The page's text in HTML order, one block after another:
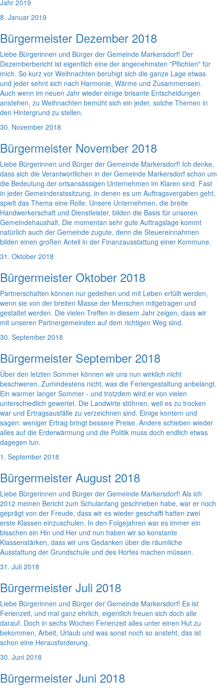
Jahr 2019
8. Januar 2019
Bürgermeister Dezember 2018
Liebe Bürgerinnen und Bürger der Gemeinde Markersdorf! Der
Dezemberbericht ist eigentlich eine der angenehmsten "Pflichten" für
mich. So kurz vor Weihnachten beruhigt sich die ganze Lage etwas
und jeder sehnt sich nach Harmonie, Wärme und Zusammensein.
Auch wenn im neuen Jahr wieder einige brisante Entscheidungen
anstehen, zu Weihnachten bemüht sich ein jeder, solche Themen in
den Hintergrund zu stellen.
30. November 2018
Bürgermeister November 2018
Liebe Bürgerinnen und Bürger der Gemeinde Markersdorf! Ich denke,
dass sich die Verantwortlichen in der Gemeinde Markersdorf schon um
die Bedeutung der ortsansässigen Unternehmen im Klaren sind. Fast
in jeder Gemeinderatssitzung, in denen es um Auftragsvergaben geht,
spielt das Thema eine Rolle. Unsere Unternehmen, die breite
Handwerkerschaft und Dienstleister, bilden die Basis für unseren
Gemeindehaushalt. Die momentan sehr gute Auftragslage kommt
natürlich auch der Gemeinde zugute, denn die Steuereinnahmen
bilden einen großen Anteil in der Finanzausstattung einer Kommune.
31. Oktober 2018
Bürgermeister Oktober 2018
Partnerschaften können nur gedeihen und mit Leben erfüllt werden,
wenn sie von der breiten Masse der Menschen mitgetragen und
gestaltet werden. Die vielen Treffen in diesem Jahr zeigen, dass wir
mit unseren Partnergemeinden auf dem richtigen Weg sind.
30. September 2018
Bürgermeister September 2018
Über den letzten Sommer können wir uns nun wirklich nicht
beschweren. Zumindestens nicht, was die Feriengestaltung anbelangt.
Ein warmer langer Sommer - und trotzdem wird er von vielen
unterschiedlich gewertet. Die Landwirte stöhnen, weil es zu trocken
war und Ertragsausfälle zu verzeichnen sind. Einige kontern und
sagen: weniger Ertrag bringt bessere Preise. Andere schieben wieder
alles auf die Erderwärmung und die Politik muss doch endlich etwas
dagegen tun.
1. September 2018
Bürgermeister August 2018
Liebe Bürgerinnen und Bürger der Gemeinde Markersdorf! Als ich
2012 meinen Bericht zum Schulanfang geschrieben habe, war er noch
geprägt von der Freude, dass wir es wieder geschafft hatten zwei
erste Klassen einzuschulen. In den Folgejahren war es immer ein
bisschen ein Hin und Her und nun haben wir so konstante
Klassenstärken, dass wir uns Gedanken über die räumliche
Ausstattung der Grundschule und des Hortes machen müssen.
31. Juli 2018
Bürgermeister Juli 2018
Liebe Bürgerinnen und Bürger der Gemeinde Markersdorf! Es ist
Ferienzeit, und mal ganz ehrlich, eigentlich freuen sich doch alle
darauf. Doch in sechs Wochen Ferienzeit alles unter einen Hut zu
bekommen, Arbeit, Urlaub und was sonst noch so ansteht, das ist
schon eine Herausforderung.
30. Juni 2018
Bürgermeister Juni 2018